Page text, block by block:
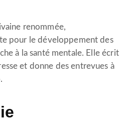
renommée,
pour le développement des
à la santé mentale. Elle écrit
et donne des entrevues à